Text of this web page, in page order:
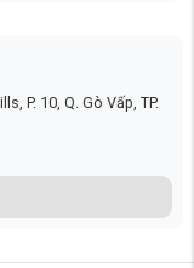
P. 10, Q. Gò Vấp, TP.